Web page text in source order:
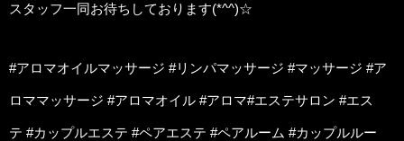
スタッフ一同お待ちしております(*^^)☆
#アロマオイルマッサージ #リンパマッサージ #マッサージ #ア
ロママッサージ #アロマオイル #アロマ#エステサロン #エス
テ #カップルエステ #ペアエステ #ペアルーム #カップルルー